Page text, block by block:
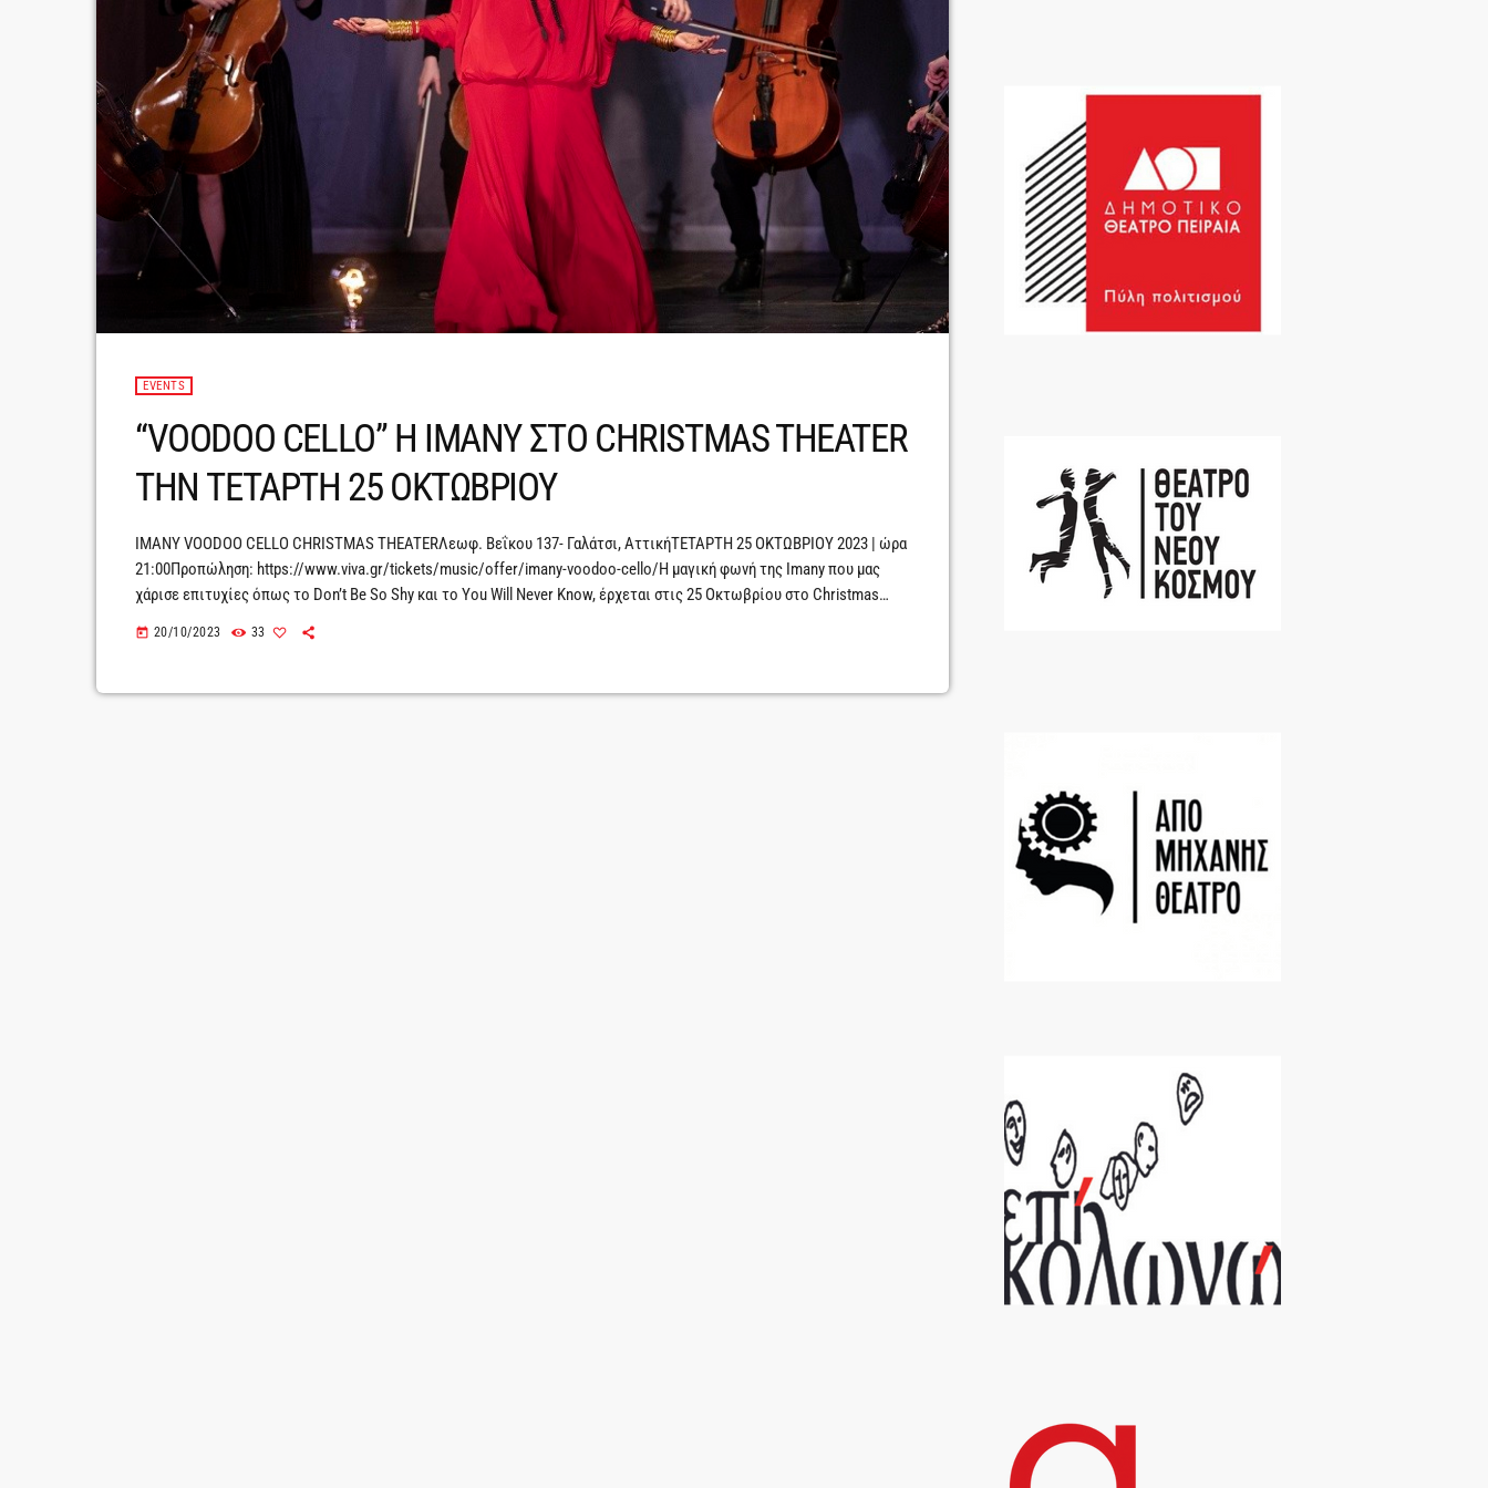
EVENTS
“VOODOO CELLO” H IMANY ΣΤΟ CHRISTMAS THEATER
ΤΗΝ ΤΕΤΑΡΤΗ 25 ΟΚΤΩΒΡΙΟΥ
IMANY VOODOO CELLO CHRISTMAS THEATERΛεωφ. Βεΐκου 137- Γαλάτσι, ΑττικήΤΕΤΑΡΤΗ 25 ΟΚΤΩΒΡΙΟΥ 2023 | ώρα
21:00Προπώληση: https://www.viva.gr/tickets/music/offer/imany-voodoo-cello/H μαγική φωνή της Ιmany που μας
χάρισε επιτυχίες όπως το Don’t Be So Shy και το You Will Never Know, έρχεται στις 25 Οκτωβρίου στο Christmas
ίδιο τίτλο.Μια παράσταση όπου οι μόνοι πρωταγωνιστές είναι η μαγική, γήινη φωνή της και […]
today 20/10/2023 33